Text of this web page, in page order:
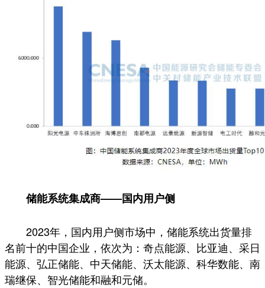
储能系统集成商——国内用户侧
2023年，国内用户侧市场中，储能系统出货量排
名前十的中国企业，依次为：奇点能源、比亚迪、采日
能源、弘正储能、中天储能、沃太能源、科华数能、南
瑞继保、智光储能和融和元储。